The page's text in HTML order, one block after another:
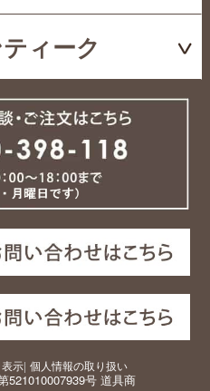
ィーク
示| 個人情報の取り扱い
521010007939号 道具商